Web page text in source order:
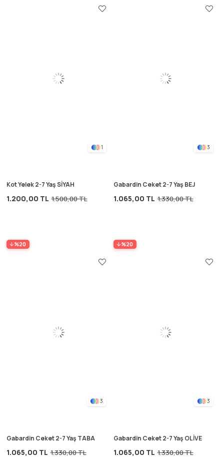
1
Kot Yelek 2-7 Yaş SİYAH
1.200,00 TL 1.500,00 TL
%20
3
Gabardin Ceket 2-7 Yaş BEJ
1.065,00 TL 1.330,00 TL
%20
3
Gabardin Ceket 2-7 Yaş TABA
1.065,00 TL 1.330,00 TL
3
Gabardin Ceket 2-7 Yaş OLİVE
1.065,00 TL 1.330,00 TL